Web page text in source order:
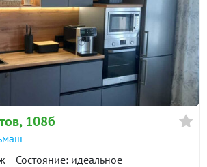
108б
Состояние: идеальное